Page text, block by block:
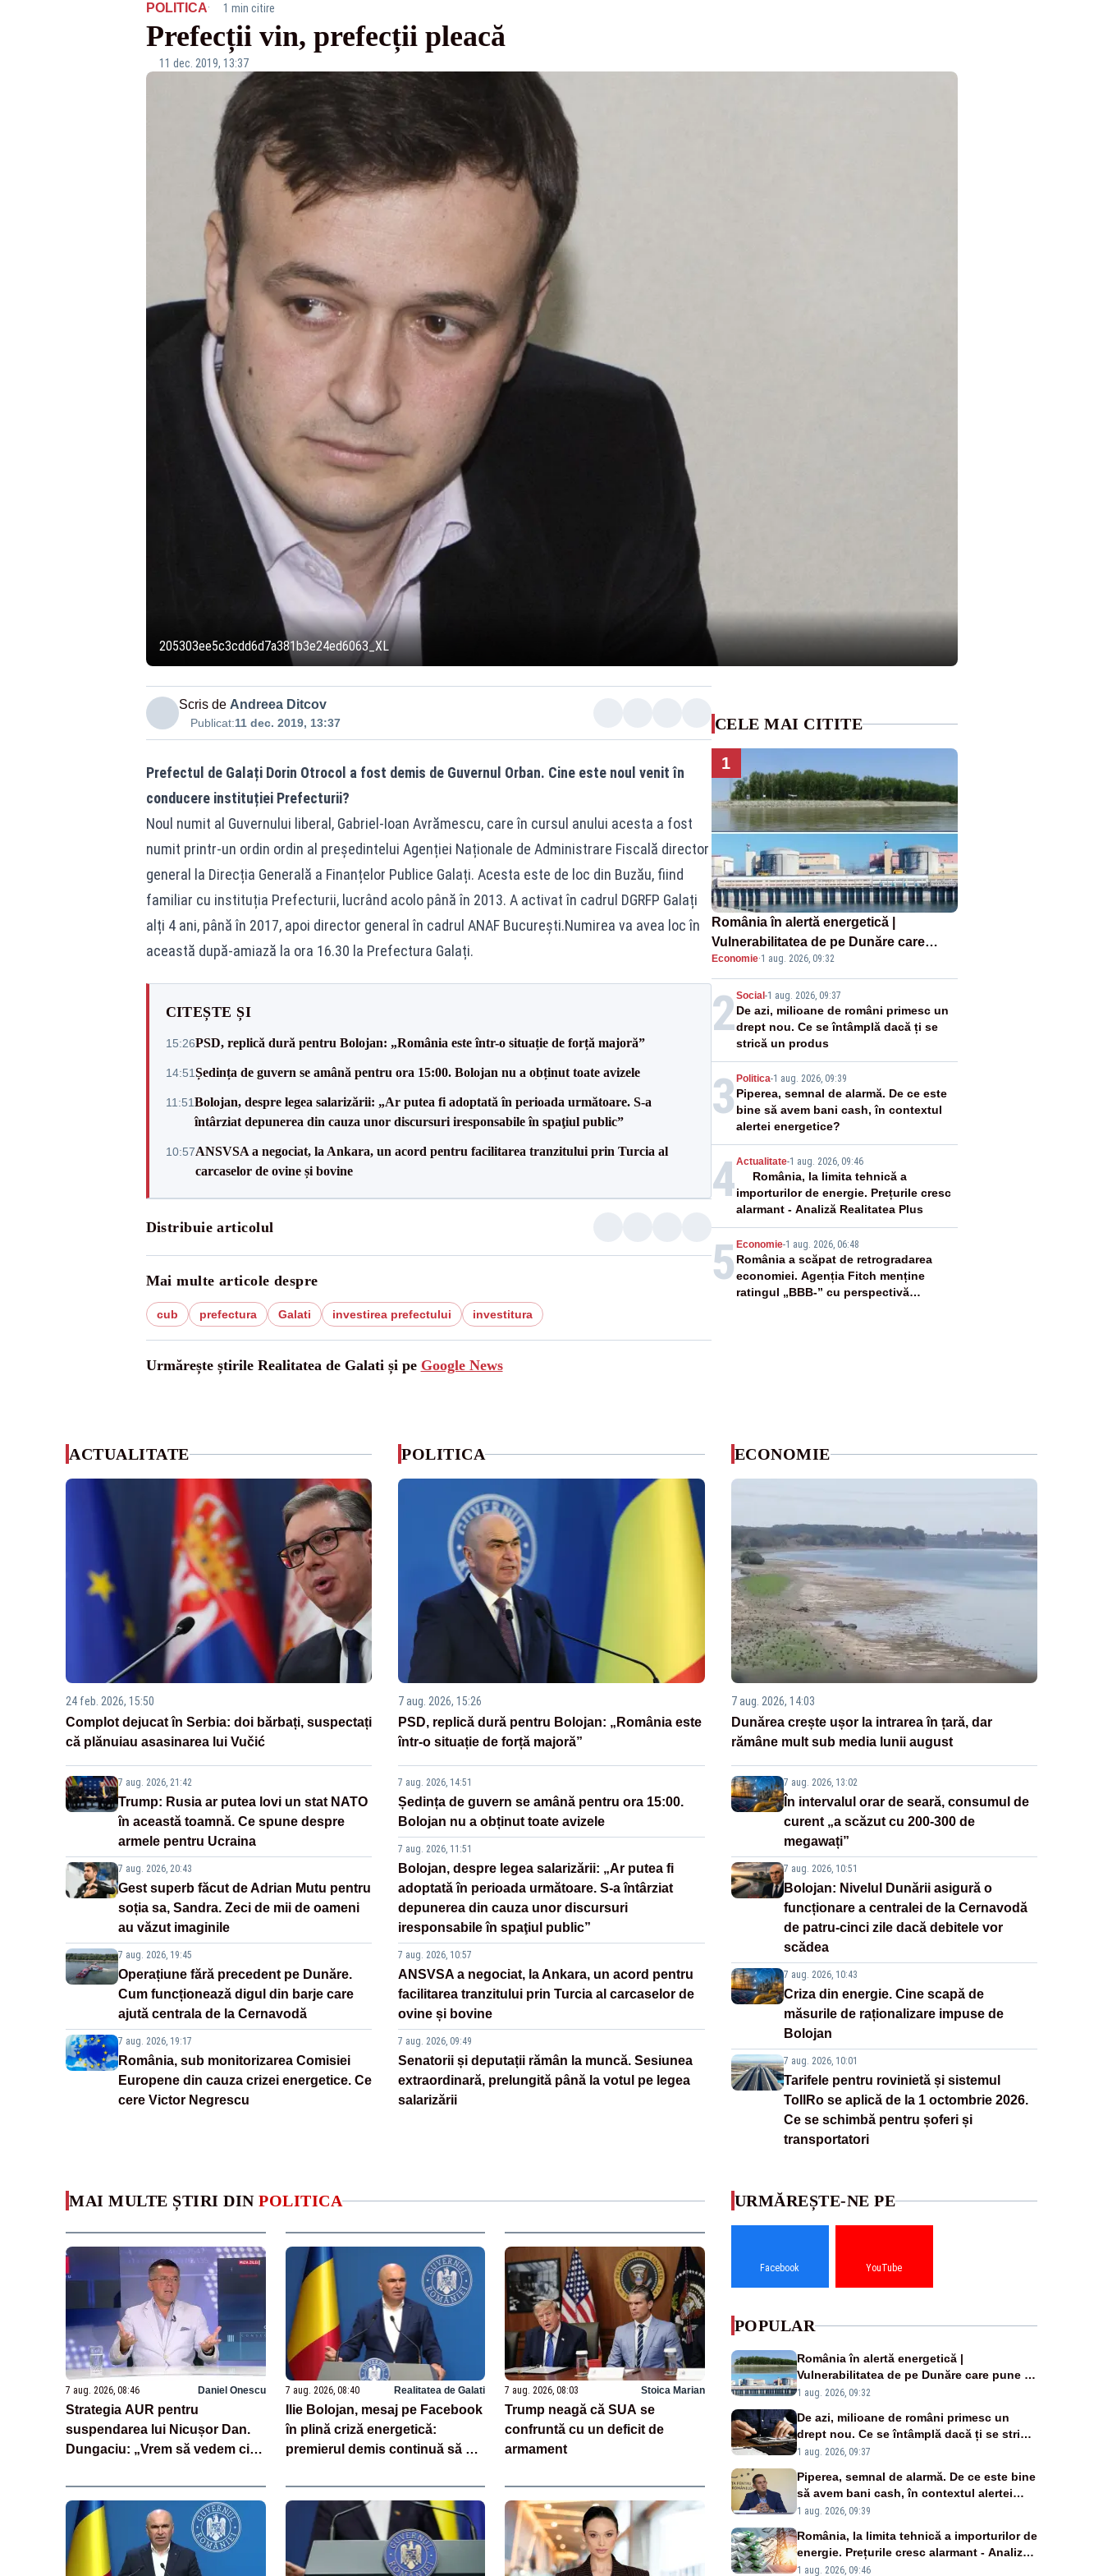
POLITICA· 1 min citire
Prefecții vin, prefecții pleacă
11 dec. 2019, 13:37
205303ee5c3cdd6d7a381b3e24ed6063_XL
Scris de Andreea Ditcov
Publicat:11 dec. 2019, 13:37
Prefectul de Galați Dorin Otrocol a fost demis de Guvernul Orban. Cine este noul venit în
conducere instituției Prefecturii?
Noul numit al Guvernului liberal, Gabriel-Ioan Avrămescu, care în cursul anului acesta a fost
numit printr-un ordin ordin al președintelui Agenției Naționale de Administrare Fiscală director
general la Direcția Generală a Finanțelor Publice Galați. Acesta este de loc din Buzău, fiind
familiar cu instituția Prefecturii, lucrând acolo până în 2013. A activat în cadrul DGRFP Galați
alți 4 ani, până în 2017, apoi director general în cadrul ANAF București.Numirea va avea loc în
această după-amiază la ora 16.30 la Prefectura Galați.
CITEȘTE ȘI
15:26PSD, replică dură pentru Bolojan: „România este într-o situație de forță majoră”
14:51Ședința de guvern se amână pentru ora 15:00. Bolojan nu a obținut toate avizele
11:51Bolojan, despre legea salarizării: „Ar putea fi adoptată în perioada următoare. S-a
întârziat depunerea din cauza unor discursuri iresponsabile în spaţiul public”
10:57ANSVSA a negociat, la Ankara, un acord pentru facilitarea tranzitului prin Turcia al
carcaselor de ovine și bovine
Distribuie articolul
Mai multe articole despre
cub prefectura Galati investirea prefectului investitura
Urmărește știrile Realitatea de Galati și pe Google News
CELE MAI CITITE
1
România în alertă energetică |
Vulnerabilitatea de pe Dunăre care
pune în pericol Centrala Cernavodă era
cunoscută de pe vremea lui Ceaușescu
Economie·1 aug. 2026, 09:32
2Social -1 aug. 2026, 09:37
De azi, milioane de români primesc un
drept nou. Ce se întâmplă dacă ți se
strică un produs
3 Politica-1 aug. 2026, 09:39
Piperea, semnal de alarmă. De ce este
bine să avem bani cash, în contextul
alertei energetice?
4Actualitate-1 aug. 2026, 09:46
România, la limita tehnică a
importurilor de energie. Prețurile cresc
alarmant - Analiză Realitatea Plus
5 Economie-1 aug. 2026, 06:48
România a scăpat de retrogradarea
economiei. Agenția Fitch menține
ratingul „BBB-” cu perspectivă
ACTUALITATE
24 feb. 2026, 15:50
Complot dejucat în Serbia: doi bărbați, suspectați
că plănuiau asasinarea lui Vučić
7 aug. 2026, 21:42
Trump: Rusia ar putea lovi un stat NATO
în această toamnă. Ce spune despre
armele pentru Ucraina
7 aug. 2026, 20:43
Gest superb făcut de Adrian Mutu pentru
soția sa, Sandra. Zeci de mii de oameni
au văzut imaginile
7 aug. 2026, 19:45
Operațiune fără precedent pe Dunăre.
Cum funcționează digul din barje care
ajută centrala de la Cernavodă
7 aug. 2026, 19:17
România, sub monitorizarea Comisiei
Europene din cauza crizei energetice. Ce
cere Victor Negrescu
POLITICA
7 aug. 2026, 15:26
PSD, replică dură pentru Bolojan: „România este
într-o situație de forță majoră”
7 aug. 2026, 14:51
Ședința de guvern se amână pentru ora 15:00.
Bolojan nu a obținut toate avizele
7 aug. 2026, 11:51
Bolojan, despre legea salarizării: „Ar putea fi
adoptată în perioada următoare. S-a întârziat
depunerea din cauza unor discursuri
iresponsabile în spaţiul public”
7 aug. 2026, 10:57
ANSVSA a negociat, la Ankara, un acord pentru
facilitarea tranzitului prin Turcia al carcaselor de
ovine și bovine
7 aug. 2026, 09:49
Senatorii și deputații rămân la muncă. Sesiunea
extraordinară, prelungită până la votul pe legea
salarizării
ECONOMIE
7 aug. 2026, 14:03
Dunărea crește ușor la intrarea în țară, dar
rămâne mult sub media lunii august
7 aug. 2026, 13:02
În intervalul orar de seară, consumul de
curent „a scăzut cu 200-300 de
megawați”
7 aug. 2026, 10:51
Bolojan: Nivelul Dunării asigură o
funcționare a centralei de la Cernavodă
de patru-cinci zile dacă debitele vor
scădea
7 aug. 2026, 10:43
Criza din energie. Cine scapă de
măsurile de raționalizare impuse de
Bolojan
7 aug. 2026, 10:01
Tarifele pentru rovinietă și sistemul
TollRo se aplică de la 1 octombrie 2026.
Ce se schimbă pentru șoferi și
transportatori
MAI MULTE ȘTIRI DIN POLITICA
7 aug. 2026, 08:46 Daniel Onescu
Strategia AUR pentru
suspendarea lui Nicușor Dan.
Dungaciu: „Vrem să vedem cine
7 aug. 2026, 08:40 Realitatea de Galati
Ilie Bolojan, mesaj pe Facebook
în plină criză energetică:
premierul demis continuă să se
7 aug. 2026, 08:03 Stoica Marian
Trump neagă că SUA se
confruntă cu un deficit de
armament
URMĂREȘTE-NE PE
Facebook YouTube
POPULAR
România în alertă energetică |
Vulnerabilitatea de pe Dunăre care pune în
pericol Centrala Cernavodă era cunoscută
1 aug. 2026, 09:32
De azi, milioane de români primesc un
drept nou. Ce se întâmplă dacă ți se strică
un produs
1 aug. 2026, 09:37
Piperea, semnal de alarmă. De ce este bine
să avem bani cash, în contextul alertei
energetice?
1 aug. 2026, 09:39
România, la limita tehnică a importurilor de
energie. Prețurile cresc alarmant - Analiză
Realitatea Plus
1 aug. 2026, 09:46